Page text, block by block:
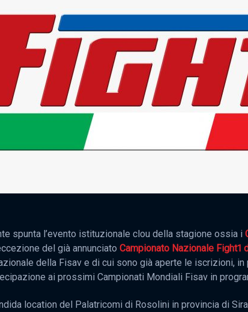
spunta l’evento istituzionale clou della stagione ossia i
del già annunciato Campionato Nazionale Fight1
della Fisav e di cui sono già aperte le iscrizioni, in
ai prossimi Campionati Mondiali Fisav in
location del Palatricomi di Rosolini in provincia di